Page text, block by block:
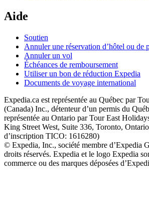
Aide
Soutien
Annuler une réservation d’hôtel ou de
Annuler un vol
Échéances de remboursement
Utiliser un bon de réduction Expedia
Documents de voyage international
Expedia.ca est représentée au Québec par
(Canada) Inc., détenteur d’un permis du
représentée au Ontario par Tour East
King Street West, Suite 336, Toronto,
d’inscription TICO: 1616280)
© Expedia, Inc., société membre d’Expedia
droits réservés. Expedia et le logo Expedia
commerce ou des marques déposées